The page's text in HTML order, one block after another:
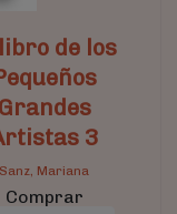
de los
Grandes
3
Sanz, Mariana
Comprar